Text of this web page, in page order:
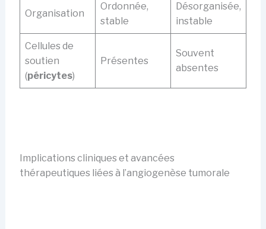
Organisation
Ordonnée,
stable
Désorganisée,
instable
Cellules de
soutien
(péricytes)
Présentes
Souvent
absentes
Implications cliniques et avancées
thérapeutiques liées à l’angiogenèse tumorale